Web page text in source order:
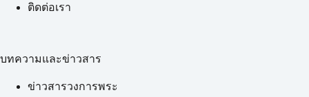
ติดต่อเรา
บทความและข่าวสาร
ข่าวสารวงการพระ